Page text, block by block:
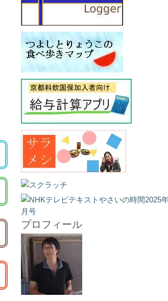
プロフィール